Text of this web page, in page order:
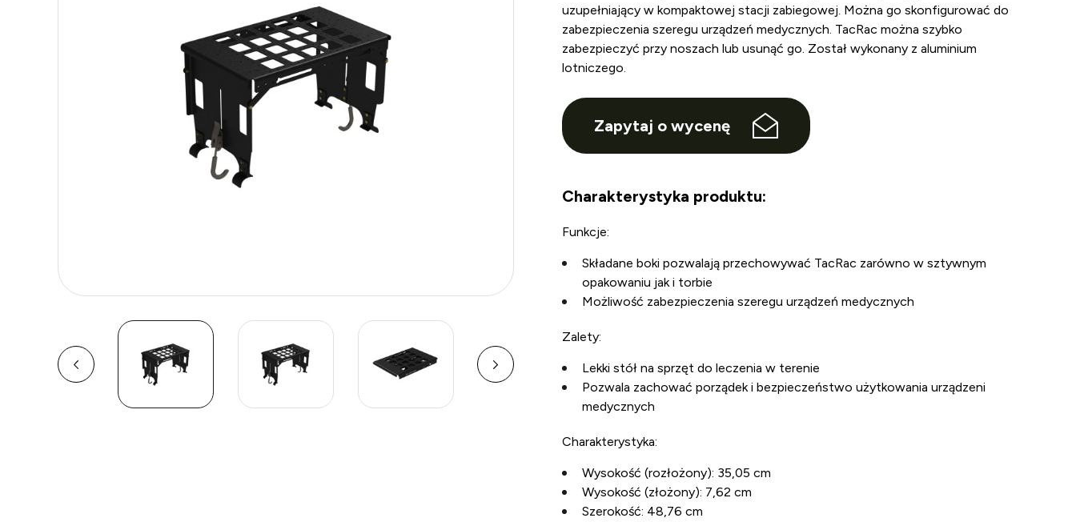
uzupełniający w kompaktowej stacji zabiegowej. Można go skonfigurować do
zabezpieczenia szeregu urządzeń medycznych. TacRac można szybko
zabezpieczyć przy noszach lub usunąć go. Został wykonany z aluminium
lotniczego.
Zapytaj o wycenę
Charakterystyka produktu:
Funkcje:
Składane boki pozwalają przechowywać TacRac zarówno w sztywnym
opakowaniu jak i torbie
Możliwość zabezpieczenia szeregu urządzeń medycznych
Zalety:
Lekki stół na sprzęt do leczenia w terenie
Pozwala zachować porządek i bezpieczeństwo użytkowania urządzeni
medycznych
Charakterystyka:
Wysokość (rozłożony): 35,05 cm
Wysokość (złożony): 7,62 cm
Szerokość: 48,76 cm